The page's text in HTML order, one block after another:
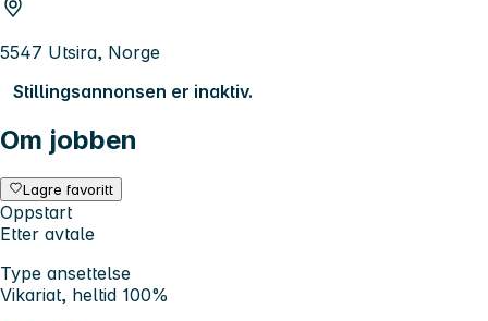
5547 Utsira, Norge
Stillingsannonsen er inaktiv.
Om jobben
Lagre favoritt
Oppstart
Etter avtale
Type ansettelse
Vikariat, heltid 100%